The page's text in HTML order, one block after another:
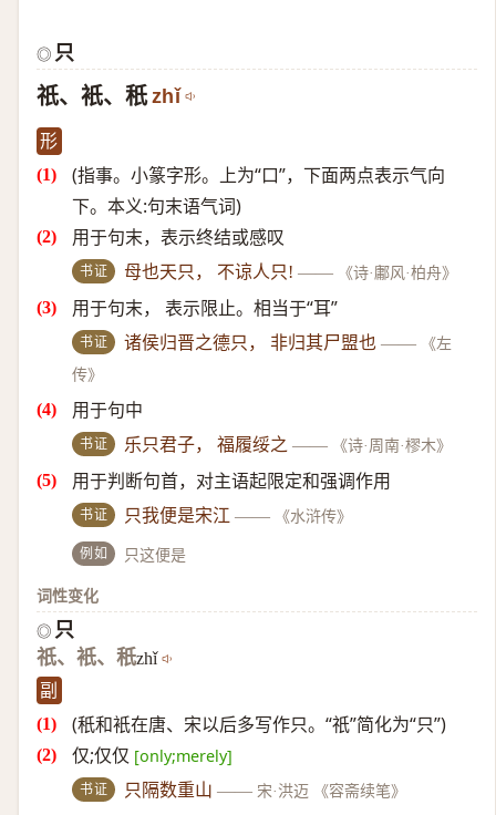
◎ 只
祇、衹、秖 zhǐ
形
(指事。小篆字形。上为“口”，下面两点表示气向
下。本义:句末语气词)
用于句末，表示终结或感叹
书证 母也天只， 不谅人只! —— 《诗·鄘风·柏舟》
用于句末， 表示限止。相当于“耳”
书证 诸侯归晋之德只， 非归其尸盟也 ——
《左
传》
用于句中
书证 乐只君子， 福履绥之 —— 《诗·周南·樛木》
用于判断句首，对主语起限定和强调作用
书证 只我便是宋江 —— 《水浒传》
例如
只这便是
词性变化
◎ 只
祇、衹、秖zhǐ
副
(秖和衹在唐、宋以后多写作只。“祇”简化为“只”)
仅;仅仅 [only;merely]
书证 只隔数重山 —— 宋·洪迈 《容斋续笔》